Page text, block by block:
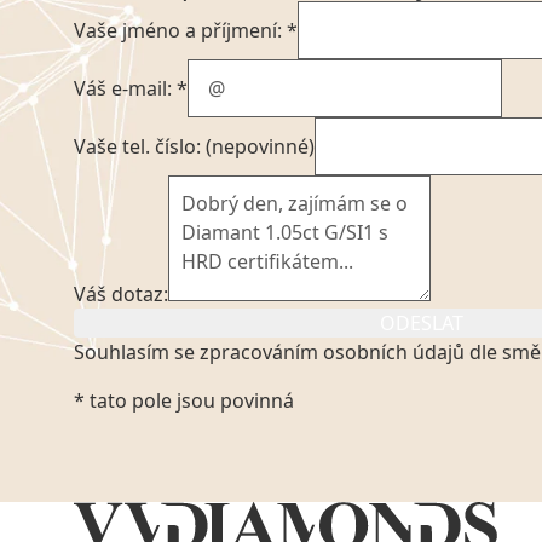
Vaše jméno a příjmení: *
Váš e-mail: *
Vaše tel. číslo: (nepovinné)
Váš dotaz:
Souhlasím se zpracováním osobních údajů dle
Kliknutím na výše uvedený odkaz, v souladu se
platném znění výslovně souhlasím se zpracováním
VVDiamonds s.r.o., IČO: 05892481, jako správci
zmocněnému zástupci, výhradně za účelem
* tato pole jsou povinná